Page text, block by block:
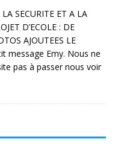
SECURITE ET A LA
D’ECOLE : DE
AJOUTEES LE
message Emy. Nous ne
pas à passer nous voir